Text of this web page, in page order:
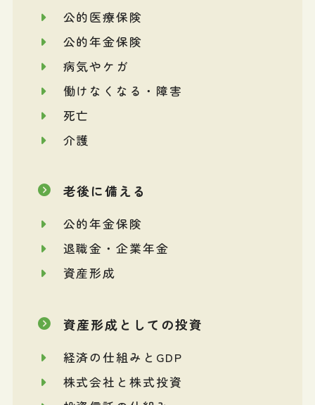
公的医療保険
公的年金保険
病気やケガ
働けなくなる・障害
死亡
介護
老後に備える
公的年金保険
退職金・企業年金
資産形成
資産形成としての投資
経済の仕組みとGDP
株式会社と株式投資